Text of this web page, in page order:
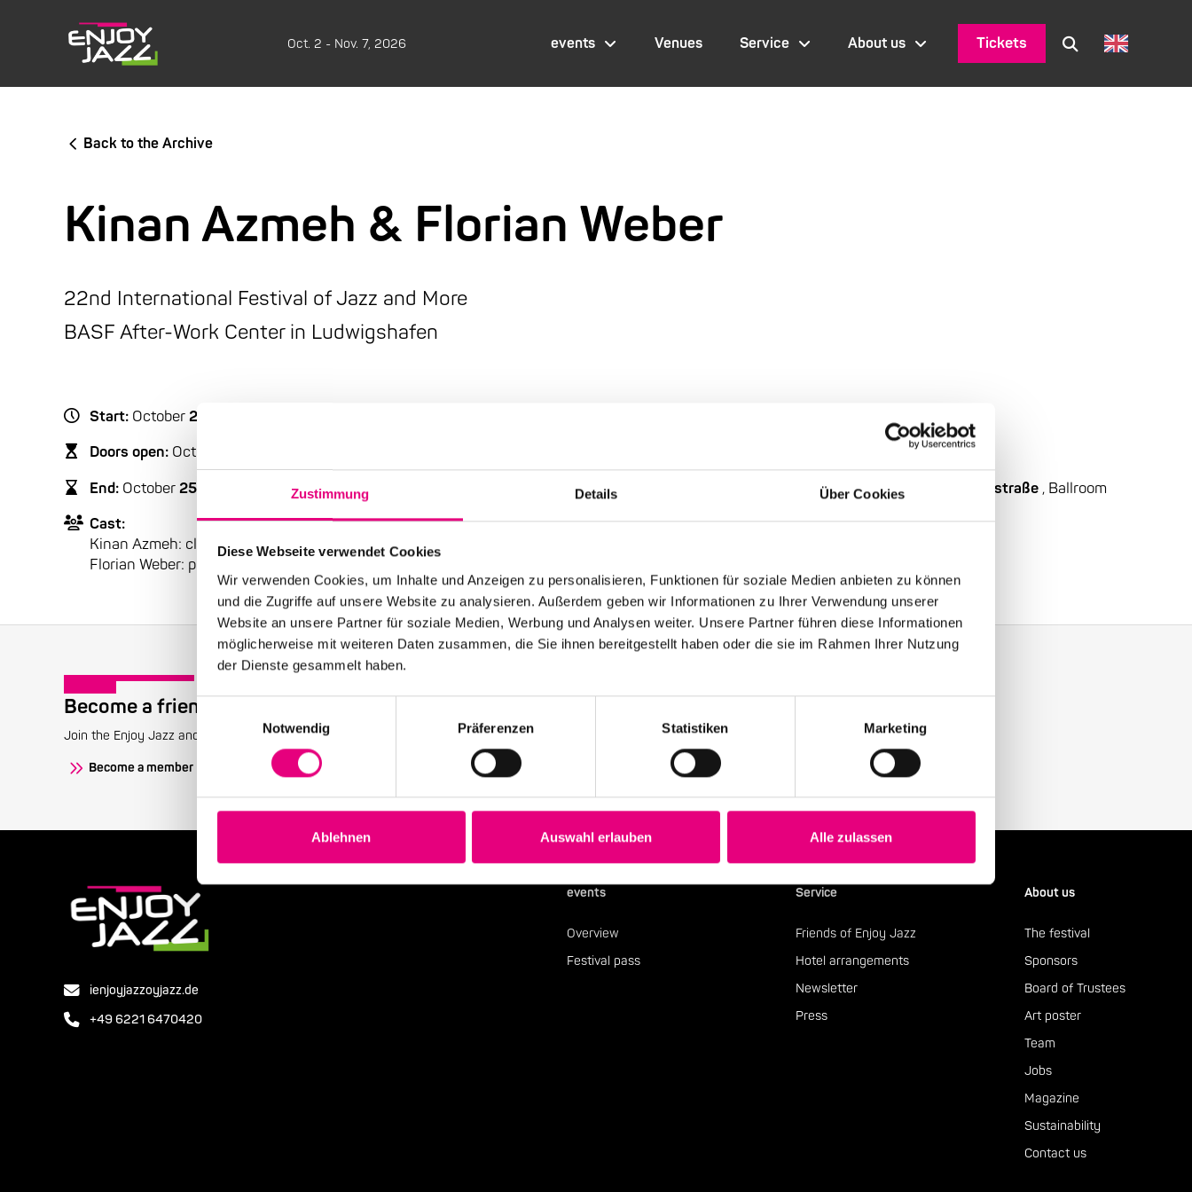
Zustimmung Details Über Cookies
Diese Webseite verwendet Cookies
Wir verwenden Cookies, um Inhalte und Anzeigen zu personalisieren, Funktionen für soziale Medien anbieten zu können
und die Zugriffe auf unsere Website zu analysieren. Außerdem geben wir Informationen zu Ihrer Verwendung unserer
Website an unsere Partner für soziale Medien, Werbung und Analysen weiter. Unsere Partner führen diese Informationen
möglicherweise mit weiteren Daten zusammen, die Sie ihnen bereitgestellt haben oder die sie im Rahmen Ihrer Nutzung
der Dienste gesammelt haben.
Einwilligungsauswahl
Notwendig
Präferenzen Statistiken Marketing
Ablehnen Auswahl erlauben Alle zulassen
Oct. 2 - Nov. 7, 2026 events Venues Service About us Tickets
Back to the Archive
Kinan Azmeh & Florian Weber
22nd International Festival of Jazz and More
BASF After-Work Center in Ludwigshafen
Start: October25
Doors open: October
End: October25
, 2020 – 9:30 p.m.
Cast:
Kinan Azmeh: clarinet
Florian Weber: piano
BASF Feierabendhaus Ludwigshafen:47 Leuschnerstraße , Ballroom
Become a friend!
Join the Enjoy Jazz and receive exclusive information about the festival.
Become a member
Receive the latest news regularly with our Enjoy Jazz.
Subscribe to our newsletter
ienjoyjazzoyjazz.de
+49 6221 6470420
events
Overview
Festival pass
Service
Friends of Enjoy Jazz
Hotel arrangements
Newsletter
Press
About us
The festival
Sponsors
Board of Trustees
Art poster
Team
Jobs
Magazine
Sustainability
Contact us